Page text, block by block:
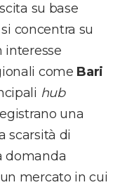
su base
concentra su
interesse
come Bari
hub
una
scarsità di
domanda
mercato in cui